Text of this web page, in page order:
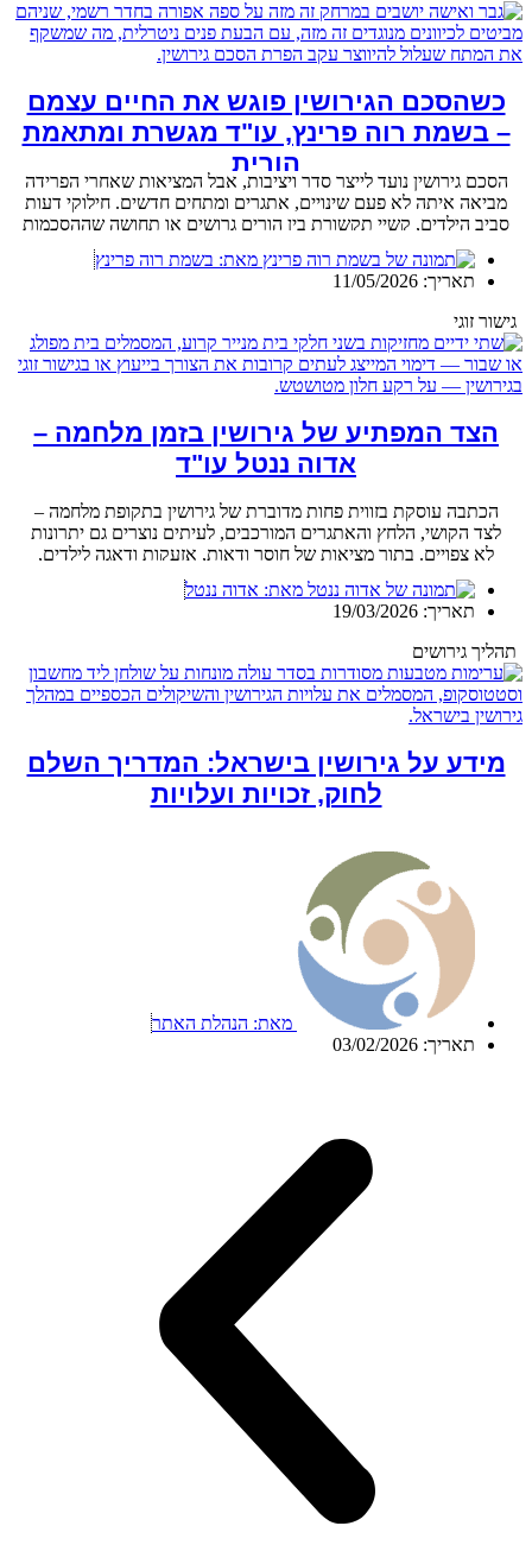
כשהסכם הגירושין פוגש את החיים עצמם
– בשמת רוה פרינץ, עו"ד מגשרת ומתאמת
הורית
הסכם גירושין נועד לייצר סדר ויציבות, אבל המציאות שאחרי הפרידה
מביאה איתה לא פעם שינויים, אתגרים ומתחים חדשים. חילוקי דעות
סביב הילדים, קשיי תקשורת בין הורים גרושים או תחושה שההסכמות
כבר לא מתאימות לחיים עצמם. הם מצבים נפוצים יותר ממה שנהוג
לחשוב. הכתבה עוסקת בדרכים להתמודד עם מחלוקות לאחר גירושין,
כיצד ניתן לשפר את ההורות המשותפת, ומתי גישור או תיאום הורי
מאת: בשמת רוה פרינץ
תאריך: 11/05/2026
גישור זוגי
הצד המפתיע של גירושין בזמן מלחמה –
אדוה ננטל עו"ד
הכתבה עוסקת בזווית פחות מדוברת של גירושין בתקופת מלחמה –
לצד הקושי, הלחץ והאתגרים המורכבים, לעיתים נוצרים גם יתרונות
לא צפויים. בתוך מציאות של חוסר ודאות, אזעקות ודאגה לילדים,
זוגות רבים מבינים שהקשר הזוגי שלהם כבר אינו מתפקד, והפרידה
הופכת להזדמנות לבניית מבנה משפחתי חדש וגמיש יותר. המאמר
מציג כיצד חיים בשני בתים יכולים דווקא לתרום לביטחון, לשקט רגשי
ולפניות הורית גבוהה יותר, לצד הרחבת מעגלי התמיכה המשפחתיים.
מאת: אדוה ננטל
תאריך: 19/03/2026
תהליך גירושים
מידע על גירושין בישראל: המדריך השלם
לחוק, זכויות ועלויות
מאת: הנהלת האתר
תאריך: 03/02/2026